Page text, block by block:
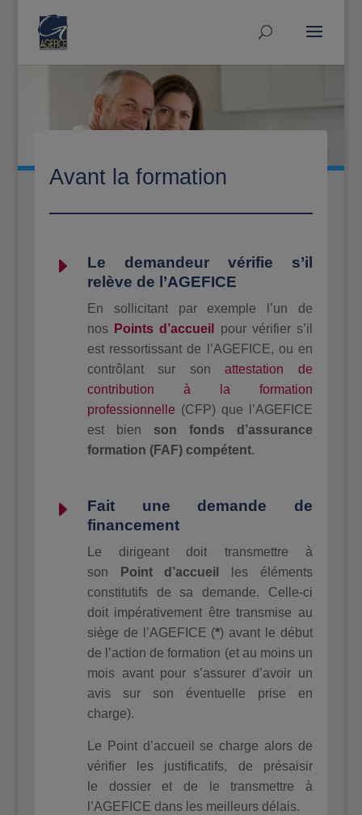
Avant la formation
E
Le demandeur vérifie s’il
relève de l’AGEFICE
En sollicitant par exemple l’un de
nos Points d’accueil
pour vérifier s’il
est ressortissant de l’AGEFICE, ou en
contrôlant sur sonattestation de
contribution à la formation
professionnelle (CFP) que l’AGEFICE
est bien son fonds d’assurance
formation (FAF) compétent.
E
Fait une demande de
financement
Le dirigeant doit transmettre à
son
Point d’accueil
les éléments
constitutifs de sa demande. Celle-ci
doit impérativement être transmise au
siège de l’AGEFICE (*) avant le début
de l’action de formation (et au moins un
mois avant pour s’assurer d’avoir un
avis sur son éventuelle prise en
charge).
Le Point d’accueil se charge alors de
vérifier les justificatifs, de présaisir
le dossier et de le transmettre à
l’AGEFICE dans les meilleurs délais.